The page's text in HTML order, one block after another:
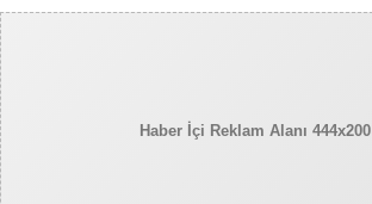
Haber İçi Reklam Alanı 444x200